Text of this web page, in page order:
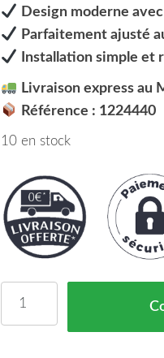
Design moderne
Parfaitement ajusté
Installation simple et
Livraison express au
Référence : 1224440
10 en stock